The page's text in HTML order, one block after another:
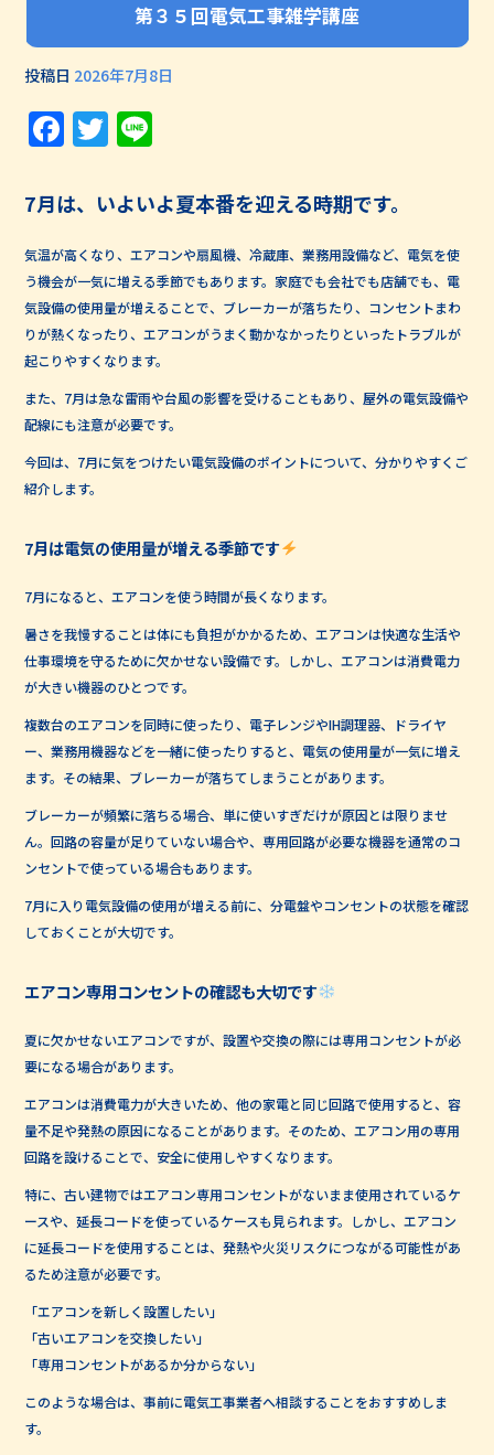
第３５回電気工事雑学講座
投稿日 2026年7月8日
Facebook
Twitter
7月は、いよいよ夏本番を迎える時期です。
気温が高くなり、エアコンや扇風機、冷蔵庫、業務用設備など、電気を使
う機会が一気に増える季節でもあります。家庭でも会社でも店舗でも、電
気設備の使用量が増えることで、ブレーカーが落ちたり、コンセントまわ
りが熱くなったり、エアコンがうまく動かなかったりといったトラブルが
起こりやすくなります。
また、7月は急な雷雨や台風の影響を受けることもあり、屋外の電気設備や
配線にも注意が必要です。
今回は、7月に気をつけたい電気設備のポイントについて、分かりやすくご
紹介します。
7月は電気の使用量が増える季節です
7月になると、エアコンを使う時間が長くなります。
暑さを我慢することは体にも負担がかかるため、エアコンは快適な生活や
仕事環境を守るために欠かせない設備です。しかし、エアコンは消費電力
が大きい機器のひとつです。
複数台のエアコンを同時に使ったり、電子レンジやIH調理器、ドライヤ
ー、業務用機器などを一緒に使ったりすると、電気の使用量が一気に増え
ます。その結果、ブレーカーが落ちてしまうことがあります。
ブレーカーが頻繁に落ちる場合、単に使いすぎだけが原因とは限りませ
ん。回路の容量が足りていない場合や、専用回路が必要な機器を通常のコ
ンセントで使っている場合もあります。
7月に入り電気設備の使用が増える前に、分電盤やコンセントの状態を確認
しておくことが大切です。
エアコン専用コンセントの確認も大切です
夏に欠かせないエアコンですが、設置や交換の際には専用コンセントが必
要になる場合があります。
エアコンは消費電力が大きいため、他の家電と同じ回路で使用すると、容
量不足や発熱の原因になることがあります。そのため、エアコン用の専用
回路を設けることで、安全に使用しやすくなります。
特に、古い建物ではエアコン専用コンセントがないまま使用されているケ
ースや、延長コードを使っているケースも見られます。しかし、エアコン
に延長コードを使用することは、発熱や火災リスクにつながる可能性があ
るため注意が必要です。
「エアコンを新しく設置したい」
「古いエアコンを交換したい」
「専用コンセントがあるか分からない」
このような場合は、事前に電気工事業者へ相談することをおすすめしま
す。